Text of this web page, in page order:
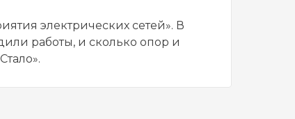
электрических сетей». В
работы, и сколько опор и